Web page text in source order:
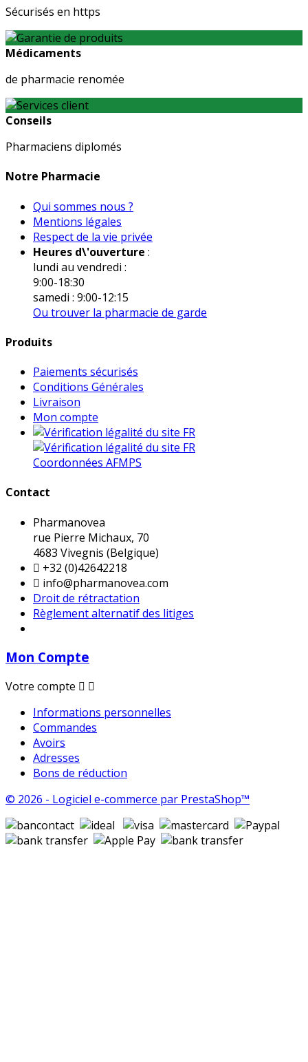
Sécurisés en https
Médicaments
de pharmacie renomée
Conseils
Pharmaciens diplomés
Notre Pharmacie
Qui sommes nous ?
Mentions légales
Respect de la vie privée
Heures d\'ouverture :
lundi au vendredi :
9:00-18:30
samedi : 9:00-12:15
Ou trouver la pharmacie de garde
Produits
Paiements sécurisés
Conditions Générales
Livraison
Mon compte
Coordonnées AFMPS
Contact
Pharmanovea
rue Pierre Michaux, 70
4683 Vivegnis (Belgique)
 +32 (0)42642218
 info@pharmanovea.com
Droit de rétractation
Règlement alternatif des litiges
Mon Compte
Votre compte  
Informations personnelles
Commandes
Avoirs
Adresses
Bons de réduction
© 2026 - Logiciel e-commerce par PrestaShop™